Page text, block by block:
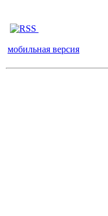
мобильная версия